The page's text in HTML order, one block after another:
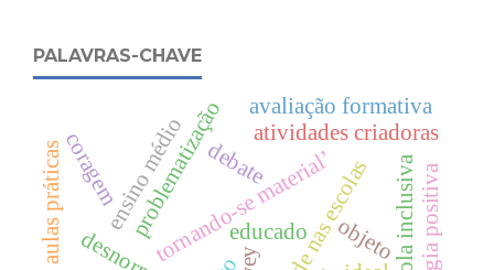
PALAVRAS-CHAVE
educado
tornando-se material’objeto
problematização atividades criadoras
avaliação formativa
ensino médio
coragem
aulas práticas debate escola inclusiva